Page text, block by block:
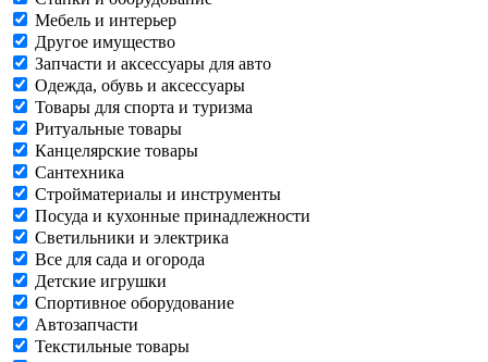
Мебель и интерьер
Другое имущество
Запчасти и аксессуары для авто
Одежда, обувь и аксессуары
Товары для спорта и туризма
Ритуальные товары
Канцелярские товары
Сантехника
Стройматериалы и инструменты
Посуда и кухонные принадлежности
Светильники и электрика
Все для сада и огорода
Детские игрушки
Спортивное оборудование
Автозапчасти
Текстильные товары